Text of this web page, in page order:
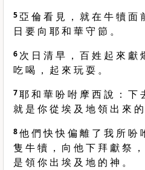
5亞 倫 看 見 ， 就 在 牛 犢 面
日 要 向 耶 和 華 守 節 。
6 次 日 清 早 ， 百 姓 起 來 獻
吃 喝 ， 起 來 玩 耍 。
7耶 和 華 吩 咐 摩 西 說 ： 下
就 是 你 從 埃 及 地 領 出 來 的
8他 們 快 快 偏 離 了 我 所 吩
隻 牛 犢 ， 向 他 下 拜 獻 祭
是 領 你 出 埃 及 地 的 神 。